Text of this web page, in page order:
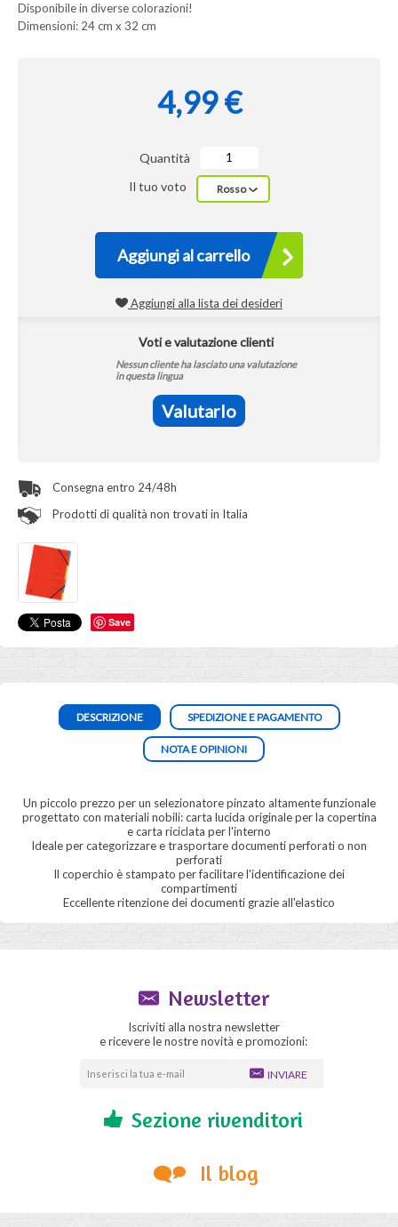
Save
Disponibile in diverse colorazioni!
Dimensioni: 24 cm x 32 cm
4,99 €
Quantità
Il tuo voto
Rosso
Aggiungi al carrello
Aggiungi alla lista dei desideri
Voti e valutazione clienti
Nessun cliente ha lasciato una valutazione
in questa lingua
Valutarlo
Consegna entro 24/48h
Prodotti di qualità non trovati in Italia
DESCRIZIONE SPEDIZIONE E PAGAMENTO
NOTA E OPINIONI
Un piccolo prezzo per un selezionatore pinzato altamente funzionale
progettato con materiali nobili: carta lucida originale per la copertina
e carta riciclata per l'interno
Ideale per categorizzare e trasportare documenti perforati o non
perforati
Il coperchio è stampato per facilitare l'identificazione dei
compartimenti
Eccellente ritenzione dei documenti grazie all'elastico
Newsletter
Iscriviti alla nostra newsletter
e ricevere le nostre novità e promozioni:
INVIARE
Sezione rivenditori
Il blog